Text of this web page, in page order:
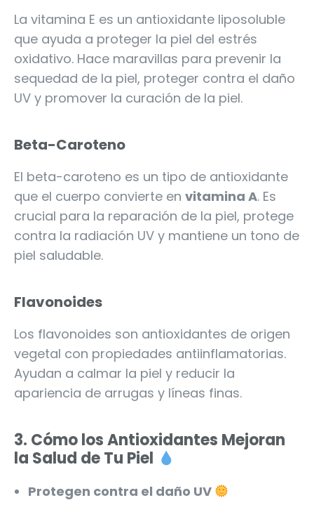
La vitamina E es un antioxidante liposoluble
que ayuda a proteger la piel del estrés
oxidativo. Hace maravillas para prevenir la
sequedad de la piel, proteger contra el daño
UV y promover la curación de la piel.
Beta-Caroteno
El beta-caroteno es un tipo de antioxidante
que el cuerpo convierte en vitamina A. Es
crucial para la reparación de la piel, protege
contra la radiación UV y mantiene un tono de
piel saludable.
Flavonoides
Los flavonoides son antioxidantes de origen
vegetal con propiedades antiinflamatorias.
Ayudan a calmar la piel y reducir la
apariencia de arrugas y líneas finas.
3. Cómo los Antioxidantes Mejoran
la Salud de Tu Piel
Protegen contra el daño UV